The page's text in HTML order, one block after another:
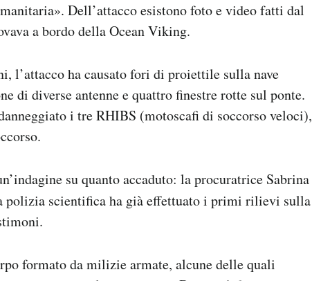
Dell’attacco esistono foto e video fatti dal
a bordo della Ocean Viking.
l’attacco ha causato fori di proiettile sulla nave
di diverse antenne e quattro finestre rotte sul ponte.
i tre RHIBS (motoscafi di soccorso veloci),
su quanto accaduto: la procuratrice Sabrina
polizia scientifica ha già effettuato i primi rilievi sulla
formato da milizie armate, alcune delle quali